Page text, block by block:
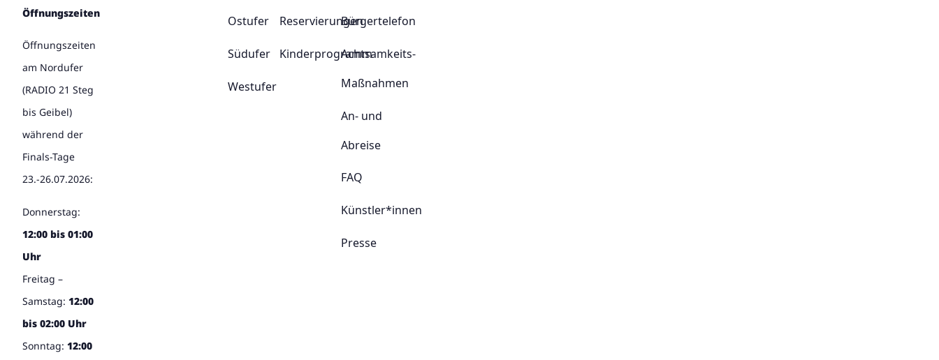
Öffnungszeiten
Öffnungszeiten
am Nordufer
(RADIO 21 Steg
bis Geibel)
während der
Finals-Tage
23.-26.07.2026:
Donnerstag:
12:00 bis 01:00
Uhr
Freitag –
Samstag: 12:00
bis 02:00 Uhr
Sonntag: 12:00
Ostufer
Südufer
Westufer
Reservierungen
Kinderprogramm
Bürgertelefon
Achtsamkeits-
Maßnahmen
An- und
Abreise
FAQ
Künstler*innen
Presse